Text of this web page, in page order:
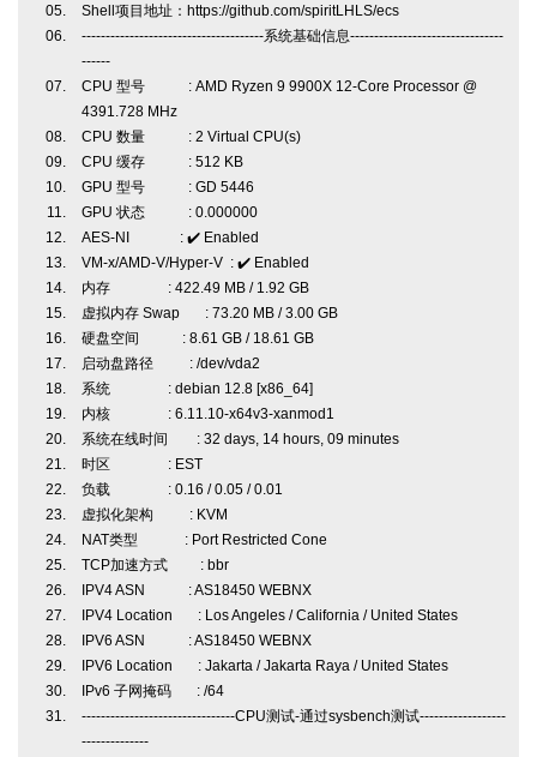
Shell项目地址：https://github.com/spiritLHLS/ecs
--------------------------------------系统基础信息--------------------------------
------
CPU 型号 : AMD Ryzen 9 9900X 12-Core Processor @
4391.728 MHz
CPU 数量 : 2 Virtual CPU(s)
CPU 缓存 : 512 KB
GPU 型号 : GD 5446
GPU 状态 : 0.000000
AES-NI : ✔️ Enabled
VM-x/AMD-V/Hyper-V : ✔️ Enabled
内存 : 422.49 MB / 1.92 GB
虚拟内存 Swap : 73.20 MB / 3.00 GB
硬盘空间 : 8.61 GB / 18.61 GB
启动盘路径 : /dev/vda2
系统 : debian 12.8 [x86_64]
内核 : 6.11.10-x64v3-xanmod1
系统在线时间 : 32 days, 14 hours, 09 minutes
时区 : EST
负载 : 0.16 / 0.05 / 0.01
虚拟化架构 : KVM
NAT类型 : Port Restricted Cone
TCP加速方式 : bbr
IPV4 ASN : AS18450 WEBNX
IPV4 Location : Los Angeles / California / United States
IPV6 ASN : AS18450 WEBNX
IPV6 Location : Jakarta / Jakarta Raya / United States
IPv6 子网掩码 : /64
--------------------------------CPU测试-通过sysbench测试------------------
--------------